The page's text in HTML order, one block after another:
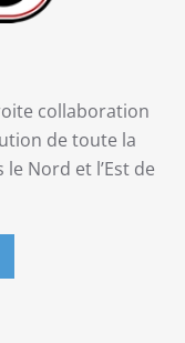
collaboration
de toute la
le Nord et l’Est de